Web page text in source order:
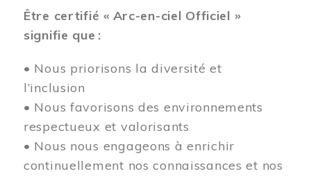
Être certifié « Arc-en-ciel Officiel »
signifie que :
• Nous priorisons la diversité et
l’inclusion
• Nous favorisons des environnements
respectueux et valorisants
• Nous nous engageons à enrichir
continuellement nos connaissances et nos